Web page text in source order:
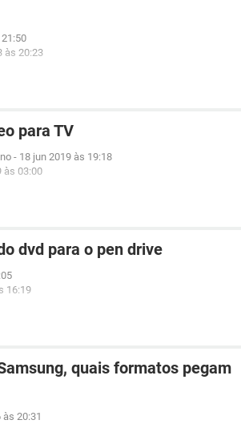
às 20:23
para TV
- 18 jun 2019 às 19:18
às 03:00
dvd para o pen drive
16:19
quais formatos pegam
às 20:31